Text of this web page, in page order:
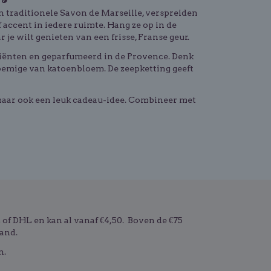
traditionele Savon de Marseille, verspreiden
in iedere ruimte. Hang ze op in de
wilt genieten van een frisse, Franse geur.
en geparfumeerd in de Provence. Denk
van katoenbloem. De zeepketting geeft
ook een leuk cadeau-idee. Combineer met
DHL en kan al vanaf €4,50. Boven de €75